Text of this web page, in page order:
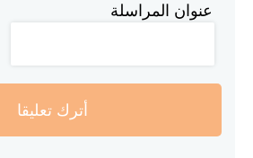
عنوان المراسلة
أترك تعليقا